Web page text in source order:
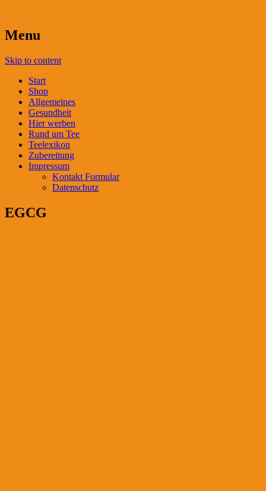
Menu
Skip to content
Start
Shop
Allgemeines
Gesundheit
Hier werben
Rund um Tee
Teelexikon
Zubereitung
Impressum
Kontakt Formular
Datenschutz
EGCG